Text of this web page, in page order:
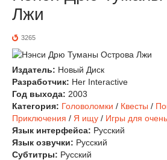
Лжи
3265
Издатель: Новый Диск
Разработчик: Her Interactive
Год выхода: 2003
Категория: Головоломки / Квесты /
Приключения / Я ищу / Игры для
Язык интерфейса: Русский
Язык озвучки: Русский
Субтитры: Русский